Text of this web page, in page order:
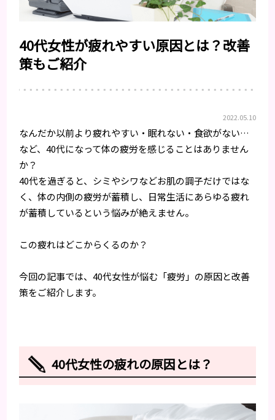
40代女性が疲れやすい原因とは？改善
策もご紹介
2022.05.10
なんだか以前より疲れやすい・眠れない・食欲がない…
など、40代になって体の疲労を感じることはありません
か？
40代を過ぎると、シミやシワなどお肌の調子だけではな
く、体の内側の疲労が蓄積し、日常生活にあらゆる疲れ
が蓄積しているという悩みが絶えません。
この疲れはどこからくるのか？
今回の記事では、40代女性が悩む「疲労」の原因と改善
策をご紹介します。
40代女性の疲れの原因とは？